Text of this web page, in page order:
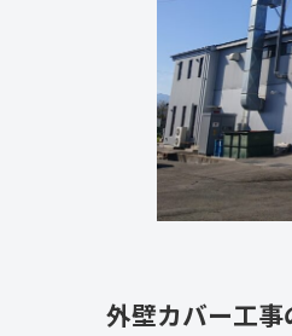
外壁カバー工事